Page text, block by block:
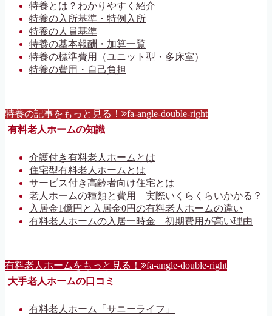
特養とは？わかりやすく紹介
特養の入所基準・特例入所
特養の人員基準
特養の基本報酬・加算一覧
特養の標準費用（ユニット型・多床室）
特養の費用・自己負担
特養の記事をもっと見る！ fa-angle-double-right
有料老人ホームの知識
介護付き有料老人ホームとは
住宅型有料老人ホームとは
サービス付き高齢者向け住宅とは
老人ホームの種類と費用 実際いくらくらいかかる？
入居金1億円と入居金0円の有料老人ホームの違い
有料老人ホームの入居一時金 初期費用が高い理由
有料老人ホームをもっと見る！ fa-angle-double-right
大手老人ホームの口コミ
有料老人ホーム「サニーライフ」